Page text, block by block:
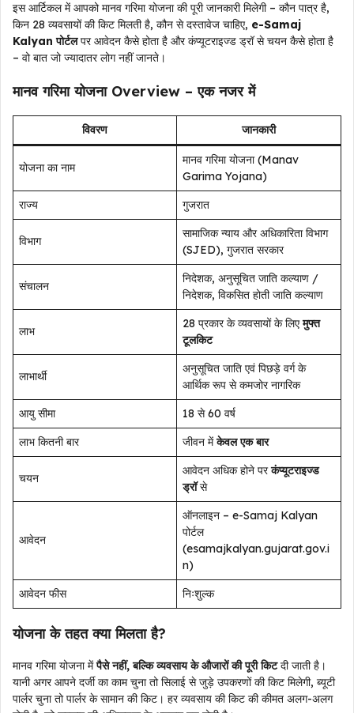
इस आर्टिकल में आपको मानव गरिमा योजना की पूरी जानकारी मिलेगी – कौन पात्र है,
किन 28 व्यवसायों की किट मिलती है, कौन से दस्तावेज चाहिए, e-Samaj
Kalyan पोर्टलपर आवेदन कैसे होता है और कंप्यूटराइज्ड ड्रॉ से चयन कैसे होता है
– वो बात जो ज्यादातर लोग नहीं जानते।
मानव गरिमा योजना Overview – एक नजर में
विवरण जानकारी
योजना का नाम
मानव गरिमा योजना (Manav
Garima Yojana)
राज्य
गुजरात
विभाग
सामाजिक न्याय और अधिकारिता विभाग
(SJED), गुजरात सरकार
संचालन
निदेशक, अनुसूचित जाति कल्याण /
निदेशक, विकसित होती जाति कल्याण
लाभ
28 प्रकार के व्यवसायों के लिएमुफ्त
टूलकिट
लाभार्थी
अनुसूचित जाति एवं पिछड़े वर्ग के
आर्थिक रूप से कमजोर नागरिक
आयु सीमा
18 से 60 वर्ष
लाभ कितनी बार
जीवन मेंकेवल एक बार
चयन
आवेदन अधिक होने परकंप्यूटराइज्ड
ड्रॉसे
आवेदन
ऑनलाइन – e-Samaj Kalyan
पोर्टल
(esamajkalyan.gujarat.gov.i
n)
आवेदन फीस
निःशुल्क
योजना के तहत क्या मिलता है?
मानव गरिमा योजना मेंपैसे नहीं, बल्कि व्यवसाय के औजारों की पूरी किटदी जाती है।
यानी अगर आपने दर्जी का काम चुना तो सिलाई से जुड़े उपकरणों की किट मिलेगी, ब्यूटी
पार्लर चुना तो पार्लर के सामान की किट। हर व्यवसाय की किट की कीमत अलग-अलग